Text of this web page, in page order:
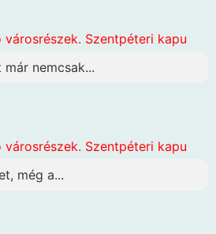
városrészek. Szentpéteri kapu
nemcsak...
városrészek. Szentpéteri kapu
még a...